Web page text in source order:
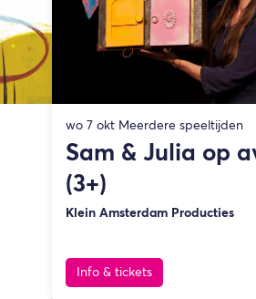
Sam & Julia op
(3+)
Klein Amsterdam Producties
wo 7 okt Meerdere speeltijden
Info & tickets